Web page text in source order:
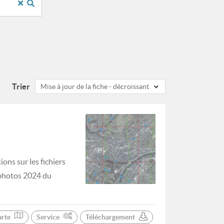
Trier Mise à jour de la fiche - décroissant
sur les fichiers
2024 du
Service Téléchargement